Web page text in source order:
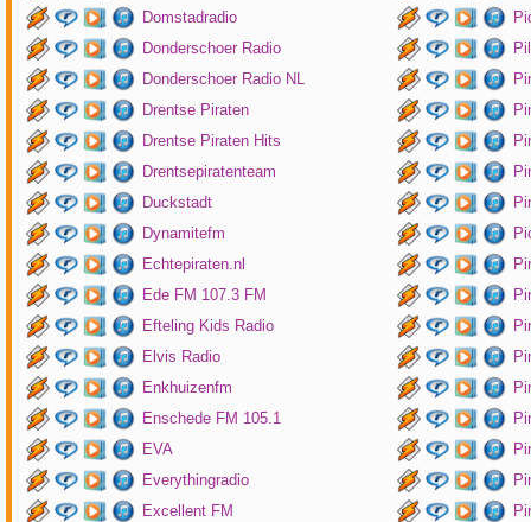
Domstadradio
Donderschoer Radio
Donderschoer Radio NL
Drentse Piraten
Drentse Piraten Hits
Drentsepiratenteam
Duckstadt
Dynamitefm
Echtepiraten.nl
Ede FM 107.3 FM
Efteling Kids Radio
Elvis Radio
Enkhuizenfm
Enschede FM 105.1
EVA
Everythingradio
Excellent FM